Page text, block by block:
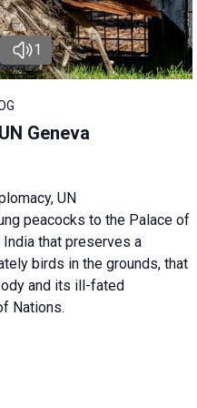
1
Geneva
UN
peacocks to the Palace of
that preserves a
birds in the grounds, that
and its ill-fated
Nations.